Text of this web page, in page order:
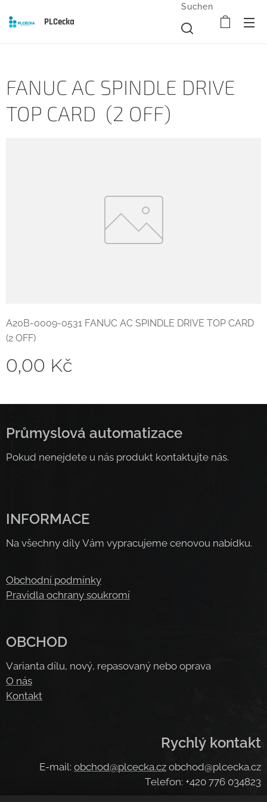
PLCecka
Suchen
FANUC AC SPINDLE DRIVE
TOP CARD (2 OFF)
A20B-0009-0531 FANUC AC SPINDLE DRIVE TOP CARD
(2 OFF)
0,00 Kč
Průmyslová automatizace
Pokud nenejdete u nás produkt kontaktujte nás.
INFORMACE
Na všechny díly Vám vypracujeme cenovou nabídku.
Obchodní podmínky
Pravidla ochrany soukromí
OBCHOD
Varianta dílu, nový, repasovaný nebo oprava
O nás
Kontakt
Rychlý kontakt
E-mail: obchod@plcecka.cz obchod@plcecka.cz
Telefon: +420 776 034823